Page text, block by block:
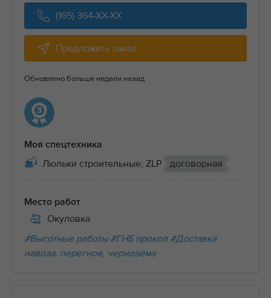
(165) 364-XX-XX
Предложить заказ
Обновлено больше недели назад
Моя спецтехника
Люльки строительные, ZLP договорная
Место работ
Окуловка
#Высотные работы #ГНБ прокол #Доставка
навоза, перегноя, чернозёма